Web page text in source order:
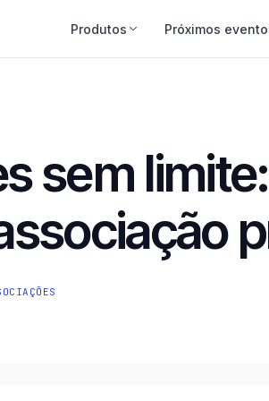
Produtos
Educação
Do congresso ao
App do Associado
iOS e Android com
Próximos
sem